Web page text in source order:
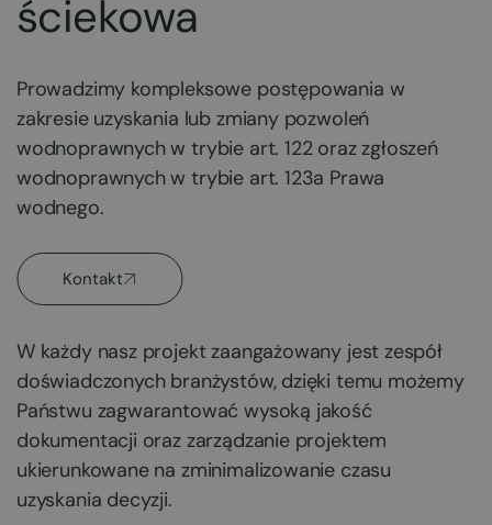
ściekowa
Prowadzimy kompleksowe postępowania w
zakresie uzyskania lub zmiany pozwoleń
wodnoprawnych w trybie art. 122 oraz zgłoszeń
wodnoprawnych w trybie art. 123a Prawa
wodnego.
Kontakt
W każdy nasz projekt zaangażowany jest zespół
doświadczonych branżystów, dzięki temu możemy
Państwu zagwarantować wysoką jakość
dokumentacji oraz zarządzanie projektem
ukierunkowane na zminimalizowanie czasu
uzyskania decyzji.